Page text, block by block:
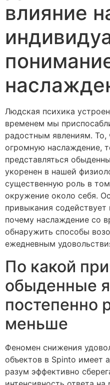
влияние
Людская психика
временем мы
радостным явлениям. То,
огромную наслаждение,
представляться
укоренен в нашей
существенную роль в
окружение около себя.
привыкания содействует
почему наслаждение со
обнаружить способы
ежедневным
По какой
обыденные
постепенно
меньше
Феномен снижения
объектов в Spinto имеет
разум эффективно